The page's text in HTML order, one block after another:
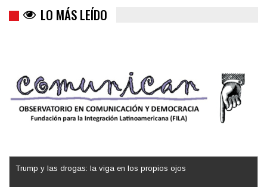
LO MÁS LEÍDO
Trump y las drogas: la viga en los propios ojos